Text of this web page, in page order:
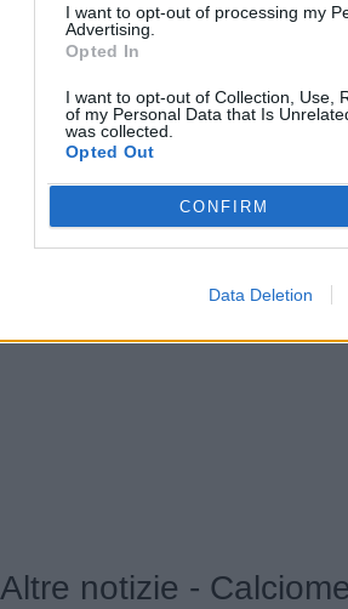
I want to opt-out of processing my
Advertising.
Opted In
I want to opt-out of Collection, Use,
of my Personal Data that Is
was collected.
Opted Out
CONFIRM
Data Deletion
Altre notizie -